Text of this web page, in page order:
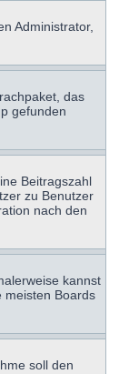
Administrator,
das
gefunden
Beitragszahl
zu Benutzer
nach den
kannst
meisten Boards
soll den